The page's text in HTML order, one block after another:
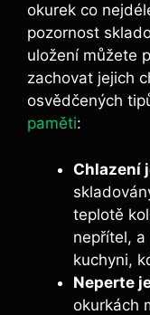
okurek co
pozornost
uložení můžete
zachovat jejich
osvědčených
paměti:
Chlazení
teplotě
nepřítel,
kuchyni,
Neperte
okurkách